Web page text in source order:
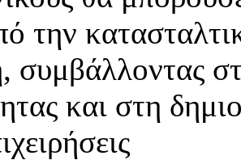
την
συμβάλλοντας
και στη